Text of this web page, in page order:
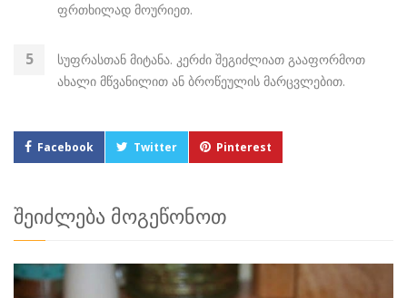
ფრთხილად მოურიეთ.
სუფრასთან მიტანა. კერძი შეგიძლიათ გააფორმოთ
ახალი მწვანილით ან ბროწეულის მარცვლებით.
Facebook Twitter Pinterest
შეიძლება მოგეწონოთ